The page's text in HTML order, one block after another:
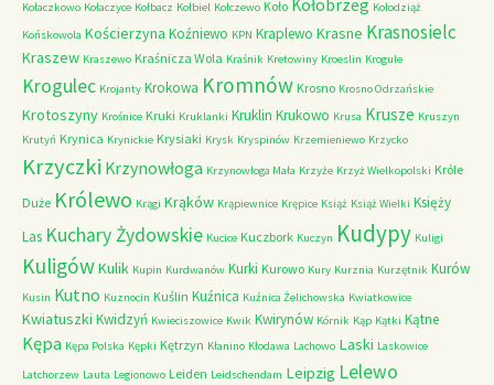
Kołaczkowo Kołaczyce Kołbacz Kołbiel Kołczewo Koło Kołobrzeg Kołodziąż
Końskowola Kościerzyna Koźniewo KPN Kraplewo Krasne Krasnosielc
Kraszew Kraszewo Kraśnicza Wola Kraśnik Kretowiny Kroeslin Krogule
Krogulec Krojanty Krokowa Kromnów Krosno Krosno Odrzańskie
Krotoszyny Krośnice Kruki Kruklanki Kruklin Krukowo Krusa Krusze Kruszyn
Krutyń Krynica Krynickie Krysiaki Krysk Kryspinów Krzemieniewo Krzycko
Krzyczki Krzynowłoga Krzynowłoga Mała Krzyże Krzyż Wielkopolski Króle
Duże Królewo Krągi Krąków Krąpiewnice Krępice Książ Książ Wielki Księży
Las Kuchary Żydowskie Kucice Kuczbork Kuczyn Kudypy Kuligi
KuligówKulik Kupin Kurdwanów Kurki Kurowo Kury Kurznia Kurzętnik Kurów
Kusin Kutno Kuznocin Kuślin Kuźnica Kuźnica Żelichowska Kwiatkowice
Kwiatuszki Kwidzyń Kwieciszowice Kwik Kwirynów Kórnik Kąp Kątki Kątne
Kępa Kępa Polska Kępki Kętrzyn Kłanino Kłodawa Lachowo Laski Laskowice
Latchorzew Lauta Legionowo Leiden Leidschendam Leipzig Lelewo